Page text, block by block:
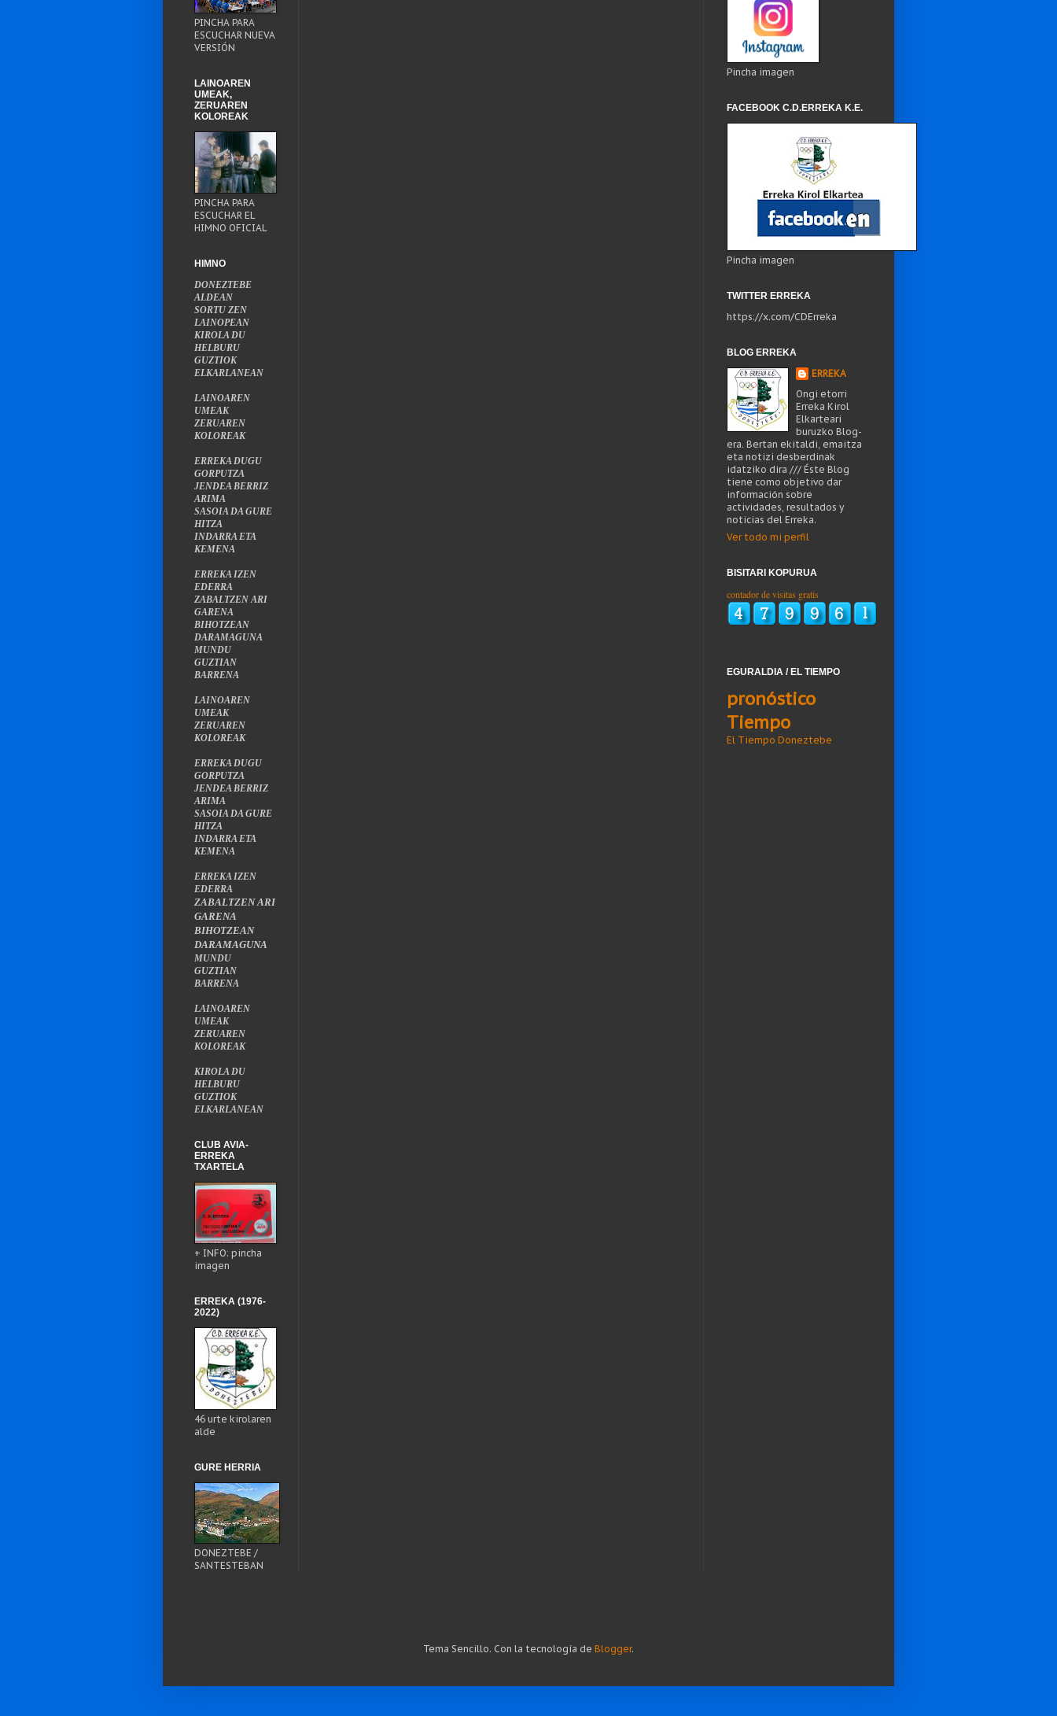
PINCHA PARA
ESCUCHAR NUEVA
VERSIÓN
LAINOAREN
UMEAK,
ZERUAREN
KOLOREAK
PINCHA PARA
ESCUCHAR EL
HIMNO OFICIAL
HIMNO
DONEZTEBE
ALDEAN
SORTU ZEN
LAINOPEAN
KIROLA DU
HELBURU
GUZTIOK
ELKARLANEAN
LAINOAREN
UMEAK
ZERUAREN
KOLOREAK
ERREKA DUGU
GORPUTZA
JENDEA BERRIZ
ARIMA
SASOIA DA GURE
HITZA
INDARRA ETA
KEMENA
ERREKA IZEN
EDERRA
ZABALTZEN ARI
GARENA
BIHOTZEAN
DARAMAGUNA
MUNDU
GUZTIAN
BARRENA
LAINOAREN
UMEAK
ZERUAREN
KOLOREAK
ERREKA DUGU
GORPUTZA
JENDEA BERRIZ
ARIMA
SASOIA DA GURE
HITZA
INDARRA ETA
KEMENA
ERREKA IZEN
EDERRA
ZABALTZEN ARI
GARENA
BIHOTZEAN
DARAMAGUNA
MUNDU
GUZTIAN
BARRENA
LAINOAREN
UMEAK
ZERUAREN
KOLOREAK
KIROLA DU
HELBURU
GUZTIOK
ELKARLANEAN
CLUB AVIA-
ERREKA
TXARTELA
+ INFO: pincha
imagen
ERREKA (1976-
2022)
46 urte kirolaren
alde
GURE HERRIA
DONEZTEBE /
SANTESTEBAN
Pincha imagen
FACEBOOK C.D.ERREKA K.E.
Pincha imagen
TWITTER ERREKA
https://x.com/CDErreka
BLOG ERREKA
ERREKA
Ongi etorri
Erreka Kirol
Elkarteari
buruzko Blog-
era. Bertan ekitaldi, emaitza
eta notizi desberdinak
idatziko dira /// Éste Blog
tiene como objetivo dar
información sobre
actividades, resultados y
noticias del Erreka.
Ver todo mi perfil
BISITARI KOPURUA
contador de visitas gratis
EGURALDIA / EL TIEMPO
pronóstico
Tiempo
El Tiempo Doneztebe
Tema Sencillo. Con la tecnología de Blogger.